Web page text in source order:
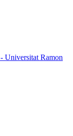
Universitat Ramon